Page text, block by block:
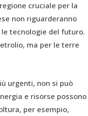
cruciale per la
non riguarderanno
tecnologie del futuro.
ma per le terre
urgenti, non si può
e risorse possono
per esempio,